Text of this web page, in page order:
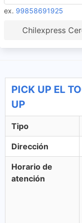
ex. 99858691925
Chilexpress
PICK UP EL
UP
Tipo
Dirección
Horario de
atención